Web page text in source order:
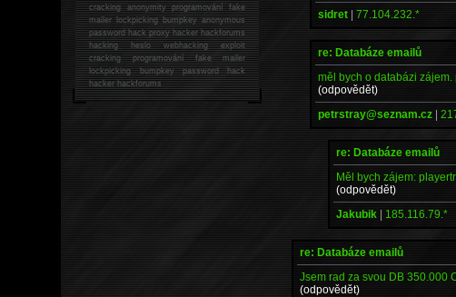
sidret |77.104.232.*
re: Databáze emailů
měl bych o databázi zájem.
(odpovědět)
petrstray@seznam.cz |
re: Databáze emailů
Měl bych zájem:
(odpovědět)
Jakubik | 185.116.79.*
re: Databáze emailů
Jsem rad za svou DB 350.000
(odpovědět)
cracking anonymity programování fake
mailer lockpicking bumpkey anonymous
password hack proxy hacker hackforums
hacking heslo webhacking exploit
cracking programování fake mailer
lockpicking bumpkey password hack
hackerhackforums